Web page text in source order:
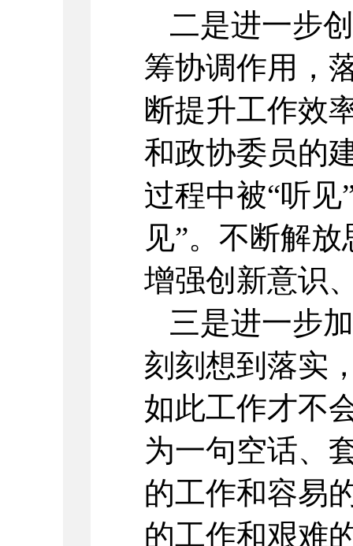
二是进一步
筹协调作用，
断提升工作效
和政协委员的
过程中被“听
见”。不断解
增强创新意识
三是进一步
刻刻想到落实
如此工作才不
为一句空话、
的工作和容易
的工作和艰难